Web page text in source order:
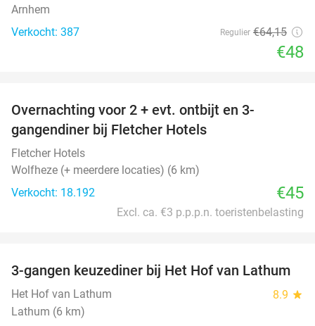
Arnhem
Verkocht: 387
Regulier €64,15
€48
Overnachting voor 2 + evt. ontbijt en 3-
gangendiner bij Fletcher Hotels
Fletcher Hotels
Wolfheze (+ meerdere locaties) (6 km)
Verkocht: 18.192
€45
Excl. ca. €3 p.p.p.n. toeristenbelasting
42%
3-gangen keuzediner bij Het Hof van Lathum
Het Hof van Lathum 8.9 star
Lathum (6 km)